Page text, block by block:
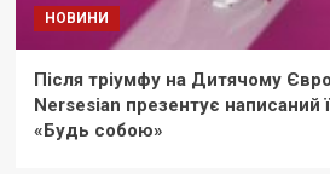
НОВИНИ
Після тріумфу на Дитячому
Nersesian презентує написаний
«Будь собою»